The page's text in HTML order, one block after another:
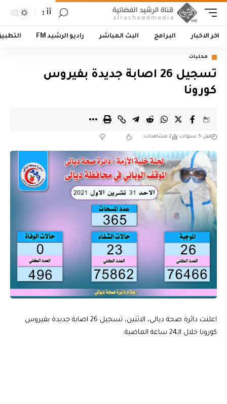
أأ
اخر الاخبار البرامج البث المباشر راديو الرشيد FM
محليات
تسجيل 26 اصابة جديدة بفيروس
كورونا
قبل 5 سنوات 2 مشاهدات
اعلنت دائرة صحة ديالى، الاثنين، تسجيل 26 اصابة جديدة بفيروس
كورونا خلال الـ24 ساعة الماضية.